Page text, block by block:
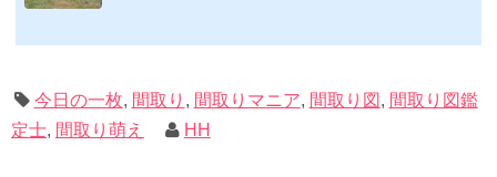
今日の一枚, 間取り , 間取りマニア, 間取り図 , 間取り図鑑
定士, 間取り萌え HH